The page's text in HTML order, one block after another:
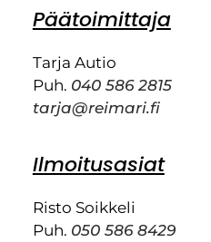
Päätoimittaja
Tarja Autio
Puh. 040 586 2815
tarja@reimari.fi
Ilmoitusasiat
Risto Soikkeli
Puh. 050 586 8429